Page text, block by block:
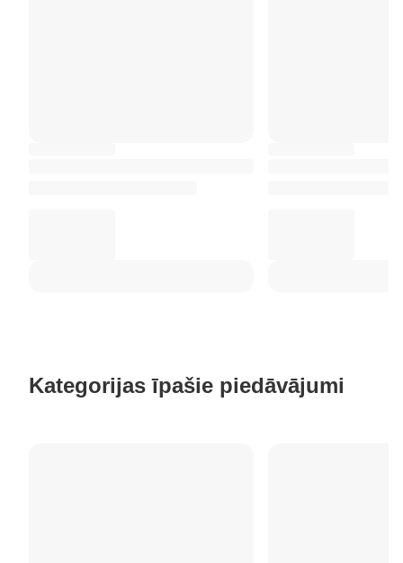
Kategorijas īpašie piedāvājumi